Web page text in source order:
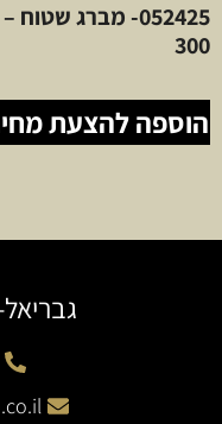
300
הוספה להצעת